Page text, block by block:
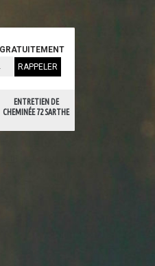
ENTRETIEN DE
CHEMINÉE 72 SARTHE